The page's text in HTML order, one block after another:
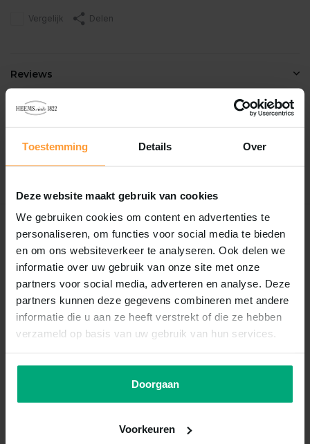
Toestemming Details Over
Deze website maakt gebruik van cookies
We gebruiken cookies om content en advertenties te
personaliseren, om functies voor social media te bieden
en om ons websiteverkeer te analyseren. Ook delen we
informatie over uw gebruik van onze site met onze
partners voor social media, adverteren en analyse. Deze
partners kunnen deze gegevens combineren met andere
informatie die u aan ze heeft verstrekt of die ze hebben
verzameld op basis van uw gebruik van hun services.
Doorgaan
Voorkeuren
Vergelijk Delen
Reviews
Schrijf je eigen review
Recent bekeken